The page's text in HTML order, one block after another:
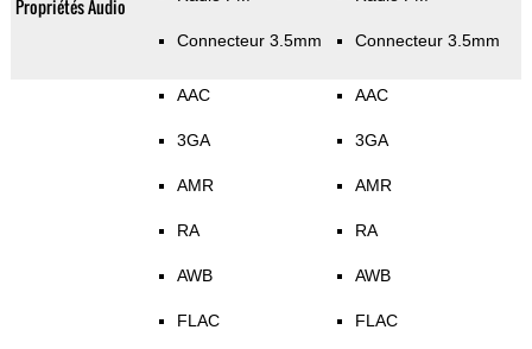
Propriétés Audio
Connecteur 3.5mm Connecteur 3.5mm
AAC
3GA
AMR
RA
AWB
FLAC
AAC
3GA
AMR
RA
AWB
FLAC